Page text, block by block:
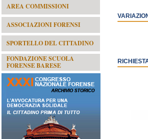
AREA COMMISSIONI
ASSOCIAZIONI FORENSI
SPORTELLO DEL CITTADINO
FONDAZIONE SCUOLA
FORENSE BARESE